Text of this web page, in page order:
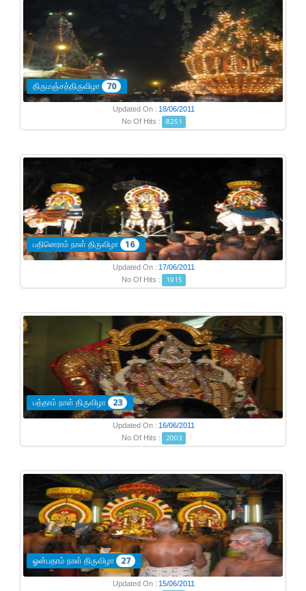
திருமஞ்சத்திருவிழா 70
Updated On : 18/06/2011
No Of Hits :
8251
பதினெராம் நாள் திருவிழா 16
Updated On : 17/06/2011
No Of Hits :
1915
பத்தாம் நாள் திருவிழா 23
Updated On : 16/06/2011
No Of Hits :
2003
ஓன்பதாம் நாள் திருவிழா 27
Updated On : 15/06/2011